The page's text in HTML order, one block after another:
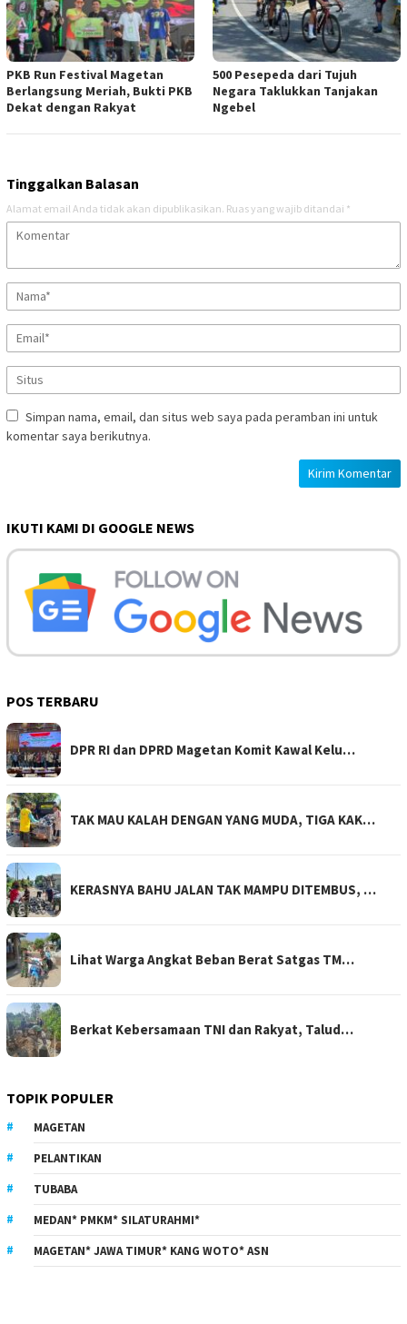
PKB Run Festival Magetan
Berlangsung Meriah, Bukti PKB
Dekat dengan Rakyat
500 Pesepeda dari Tujuh
Negara Taklukkan Tanjakan
Ngebel
Tinggalkan Balasan
Alamat email Anda tidak akan dipublikasikan. Ruas yang wajib ditandai *
Simpan nama, email, dan situs web saya pada peramban ini untuk
komentar saya berikutnya.
IKUTI KAMI DI GOOGLE NEWS
POS TERBARU
DPR RI dan DPRD Magetan Komit Kawal Kelu…
TAK MAU KALAH DENGAN YANG MUDA, TIGA KAK…
KERASNYA BAHU JALAN TAK MAMPU DITEMBUS, …
Lihat Warga Angkat Beban Berat Satgas TM…
Berkat Kebersamaan TNI dan Rakyat, Talud…
TOPIK POPULER
MAGETAN
PELANTIKAN
TUBABA
MEDAN* PMKM* SILATURAHMI*
MAGETAN* JAWA TIMUR* KANG WOTO* ASN